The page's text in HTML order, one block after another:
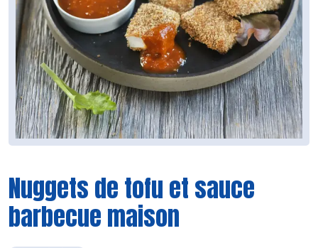
Nuggets de tofu et sauce
barbecue maison